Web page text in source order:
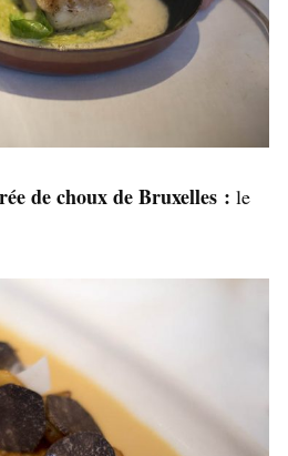
de choux de Bruxelles : le